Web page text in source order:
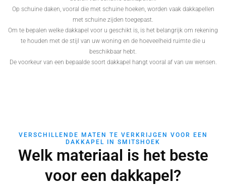
Op schuine daken, vooral die met schuine hoeken, worden vaak dakkapellen
met schuine zijden toegepast.
Om te bepalen welke dakkapel voor u geschikt is, is het belangrijk om rekening
te houden met de stijl van uw woning en de hoeveelheid ruimte die u
beschikbaar hebt.
De voorkeur van een bepaalde soort dakkapel hangt vooral af van uw wensen.
VERSCHILLENDE MATEN TE VERKRIJGEN VOOR EEN
DAKKAPEL IN SMITSHOEK
Welk materiaal is het beste
voor een dakkapel?